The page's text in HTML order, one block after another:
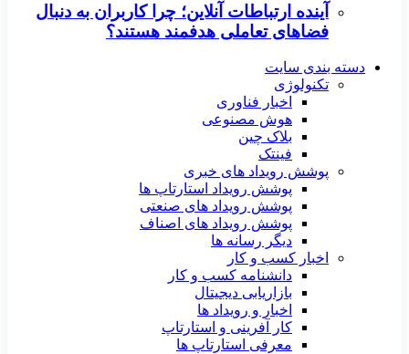
آینده ارتباطات آنلاین؛ چرا کاربران به دنبال
فضاهای تعاملی هدفمند هستند؟
دسته بندی سایت
تکنولوژی
اخبار فناوری
هوش مصنوعی
بلاک چین
فینتک
پوشش رویداد های خبری
پوشش رویداد استارتاپ ها
پوشش رویداد های صنعتی
پوشش رویداد های اصناف
دیگر رسانه ها
اخبار کسب و کار
دانشنامه کسب و کار
بازاریابی دیجیتال
اخبار و رویداد ها
کار آفرینی و استارتاپ
معرفی استارتاپ ها